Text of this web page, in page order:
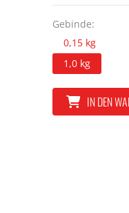
Gebinde:
0,15 kg
1,0 kg
IN DEN